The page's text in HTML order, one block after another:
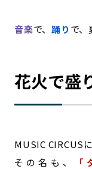
音楽で、 踊り で、
花火で盛
MUSIC CIRCUS
その名も、